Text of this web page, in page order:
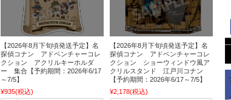
【2026年8月下旬頃発送予定】名
探偵コナン アドベンチャーコレ
クション アクリルキーホルダ
ー 集合【予約期間：2026年6/17
～7/5】
¥935(税込)
【2026年8月下旬頃発送予定】名
探偵コナン アドベンチャーコレ
クション ショーウィンドウ風ア
クリルスタンド 江戸川コナン
【予約期間：2026年6/17～7/5】
¥2,178(税込)